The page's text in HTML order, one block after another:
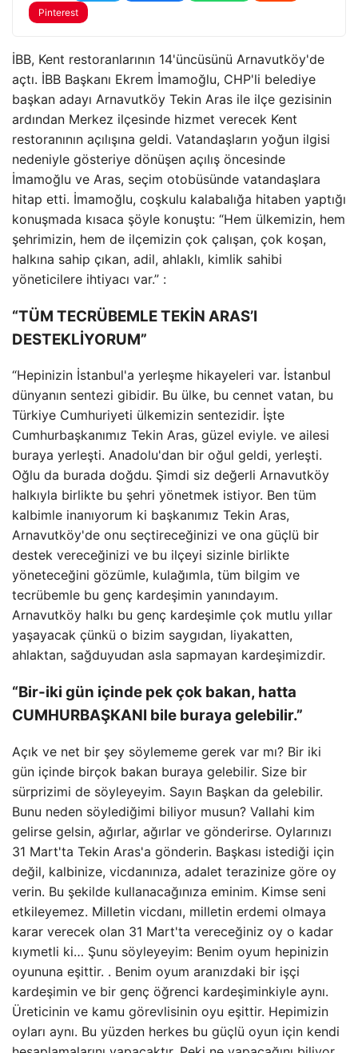
Pinterest
İBB, Kent restoranlarının 14'üncüsünü Arnavutköy'de
açtı. İBB Başkanı Ekrem İmamoğlu, CHP'li belediye
başkan adayı Arnavutköy Tekin Aras ile ilçe gezisinin
ardından Merkez ilçesinde hizmet verecek Kent
restoranının açılışına geldi. Vatandaşların yoğun ilgisi
nedeniyle gösteriye dönüşen açılış öncesinde
İmamoğlu ve Aras, seçim otobüsünde vatandaşlara
hitap etti. İmamoğlu, coşkulu kalabalığa hitaben yaptığı
konuşmada kısaca şöyle konuştu: “Hem ülkemizin, hem
şehrimizin, hem de ilçemizin çok çalışan, çok koşan,
halkına sahip çıkan, adil, ahlaklı, kimlik sahibi
yöneticilere ihtiyacı var.” :
“TÜM TECRÜBEMLE TEKİN ARAS’I
DESTEKLİYORUM”
“Hepinizin İstanbul'a yerleşme hikayeleri var. İstanbul
dünyanın sentezi gibidir. Bu ülke, bu cennet vatan, bu
Türkiye Cumhuriyeti ülkemizin sentezidir. İşte
Cumhurbaşkanımız Tekin Aras, güzel eviyle. ve ailesi
buraya yerleşti. Anadolu'dan bir oğul geldi, yerleşti.
Oğlu da burada doğdu. Şimdi siz değerli Arnavutköy
halkıyla birlikte bu şehri yönetmek istiyor. Ben tüm
kalbimle inanıyorum ki başkanımız Tekin Aras,
Arnavutköy'de onu seçtireceğinizi ve ona güçlü bir
destek vereceğinizi ve bu ilçeyi sizinle birlikte
yöneteceğini gözümle, kulağımla, tüm bilgim ve
tecrübemle bu genç kardeşimin yanındayım.
Arnavutköy halkı bu genç kardeşimle çok mutlu yıllar
yaşayacak çünkü o bizim saygıdan, liyakatten,
ahlaktan, sağduyudan asla sapmayan kardeşimizdir.
“Bir-iki gün içinde pek çok bakan, hatta
CUMHURBAŞKANI bile buraya gelebilir.”
Açık ve net bir şey söylememe gerek var mı? Bir iki
gün içinde birçok bakan buraya gelebilir. Size bir
sürprizimi de söyleyeyim. Sayın Başkan da gelebilir.
Bunu neden söylediğimi biliyor musun? Vallahi kim
gelirse gelsin, ağırlar, ağırlar ve gönderirse. Oylarınızı
31 Mart'ta Tekin Aras'a gönderin. Başkası istediği için
değil, kalbinize, vicdanınıza, adalet terazinize göre oy
verin. Bu şekilde kullanacağınıza eminim. Kimse seni
etkileyemez. Milletin vicdanı, milletin erdemi olmaya
karar verecek olan 31 Mart'ta vereceğiniz oy o kadar
kıymetli ki… Şunu söyleyeyim: Benim oyum hepinizin
oyununa eşittir. . Benim oyum aranızdaki bir işçi
kardeşimin ve bir genç öğrenci kardeşiminkiyle aynı.
Üreticinin ve kamu görevlisinin oyu eşittir. Hepimizin
oyları aynı. Bu yüzden herkes bu güçlü oyun için kendi